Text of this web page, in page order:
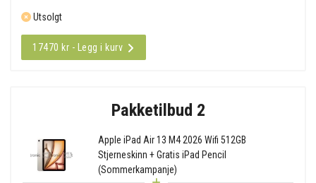
Utsolgt
17470 kr - Legg i kurv
Pakketilbud 2
Apple iPad Air 13 M4 2026 Wifi 512GB
Stjerneskinn + Gratis iPad Pencil
(Sommerkampanje)